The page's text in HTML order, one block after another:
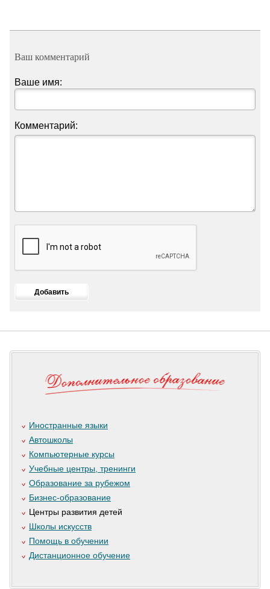
Ваш комментарий
Ваше имя:
Комментарий:
Иностранные языки
Автошколы
Компьютерные курсы
Учебные центры, тренинги
Образование за рубежом
Бизнес-образование
Центры развития детей
Школы искусств
Помощь в обучении
Дистанционное обучение